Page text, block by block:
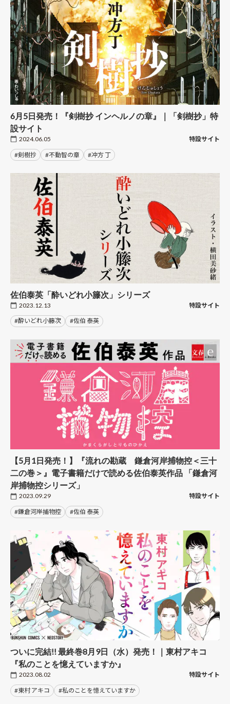
6月5日発売！『剣樹抄 インヘルノの章』｜「剣樹抄」特
設サイト
2024.06.05 特設サイト
#剣樹抄 #不動智の章 #冲方 丁
佐伯泰英「酔いどれ小籐次」シリーズ
2023.12.13 特設サイト
#酔いどれ小籐次 #佐伯 泰英
【5月1日発売！】『流れの勘蔵 鎌倉河岸捕物控＜三十
二の巻＞』電子書籍だけで読める佐伯泰英作品 「鎌倉河
岸捕物控シリーズ」
2023.09.29 特設サイト
#鎌倉河岸捕物控 #佐伯 泰英
ついに完結!! 最終巻8月9日（水）発売！｜東村アキコ
『私のことを憶えていますか』
2023.08.02 特設サイト
#東村 アキコ #私のことを憶えていますか